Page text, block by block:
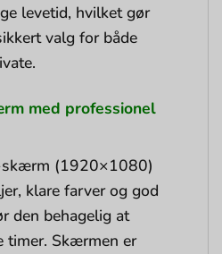
levetid, hvilket gør
valg for både
med professionel
skærm (1920×1080)
klare farver og god
den behagelig at
timer. Skærmen er